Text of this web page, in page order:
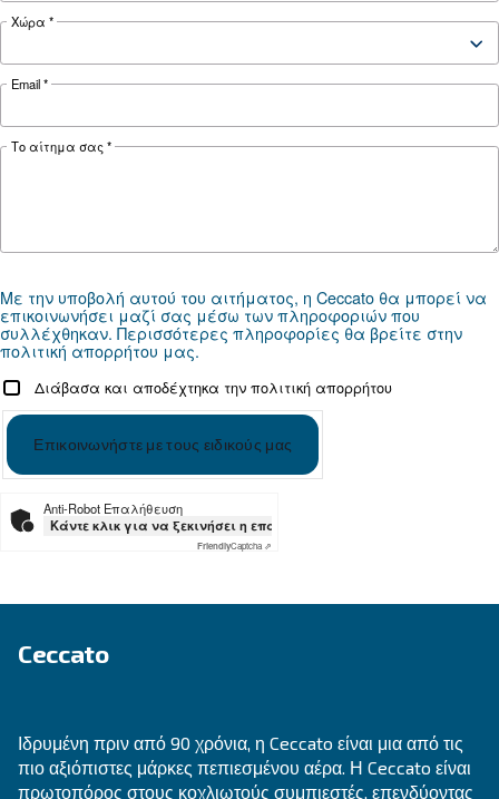
Ψάχνετε το σωστό προϊόν για
εφαρμογή σας;
Εφαρμογές πεπιεσμένου αέρα